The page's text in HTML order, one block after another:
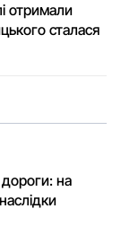
отримали
сталася
на